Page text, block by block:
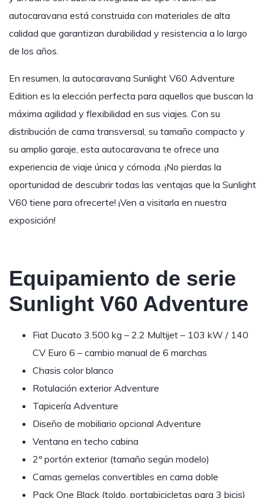
autocaravana está construida con materiales de alta
calidad que garantizan durabilidad y resistencia a lo largo
de los años.
En resumen, la autocaravana Sunlight V60 Adventure
Edition es la elección perfecta para aquellos que buscan la
máxima agilidad y flexibilidad en sus viajes. Con su
distribución de cama transversal, su tamaño compacto y
su amplio garaje, esta autocaravana te ofrece una
experiencia de viaje única y cómoda. ¡No pierdas la
oportunidad de descubrir todas las ventajas que la Sunlight
V60 tiene para ofrecerte! ¡Ven a visitarla en nuestra
exposición!
Equipamiento de serie
Sunlight V60 Adventure
Fiat Ducato 3.500 kg – 2.2 Multijet – 103 kW / 140
CV Euro 6 – cambio manual de 6 marchas
Chasis color blanco
Rotulación exterior Adventure
Tapicería Adventure
Diseño de mobiliario opcional Adventure
Ventana en techo cabina
2º portón exterior (tamaño según modelo)
Camas gemelas convertibles en cama doble
Pack One Black (toldo, portabicicletas para 3 bicis)